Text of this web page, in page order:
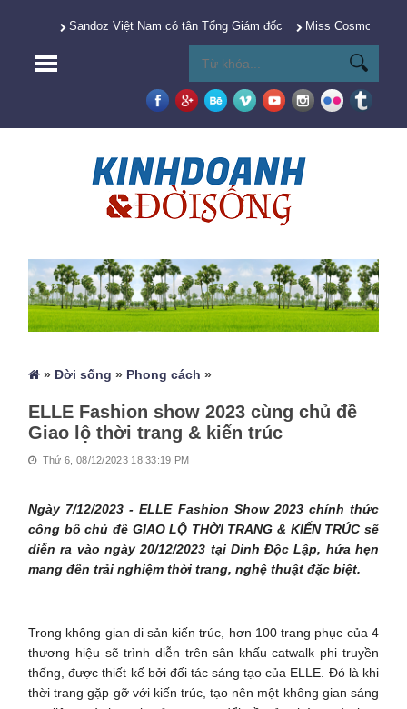
Sandoz Việt Nam có tân Tổng Giám đốc Miss Cosmo 2025
»Đời sống » Phong cách »
ELLE Fashion show 2023 cùng chủ đề
Giao lộ thời trang & kiến trúc
Thứ 6, 08/12/2023 18:33:19 PM
Ngày 7/12/2023 - ELLE Fashion Show 2023 chính thức
công bố chủ đề GIAO LỘ THỜI TRANG & KIẾN TRÚC sẽ
diễn ra vào ngày 20/12/2023 tại Dinh Độc Lập, hứa hẹn
mang đến trải nghiệm thời trang, nghệ thuật đặc biệt.
Trong không gian di sản kiến trúc, hơn 100 trang phục của 4
thương hiệu sẽ trình diễn trên sân khấu catwalk phi truyền
thống, được thiết kế bởi đối tác sáng tạo của ELLE. Đó là khi
thời trang gặp gỡ với kiến trúc, tạo nên một không gian sáng